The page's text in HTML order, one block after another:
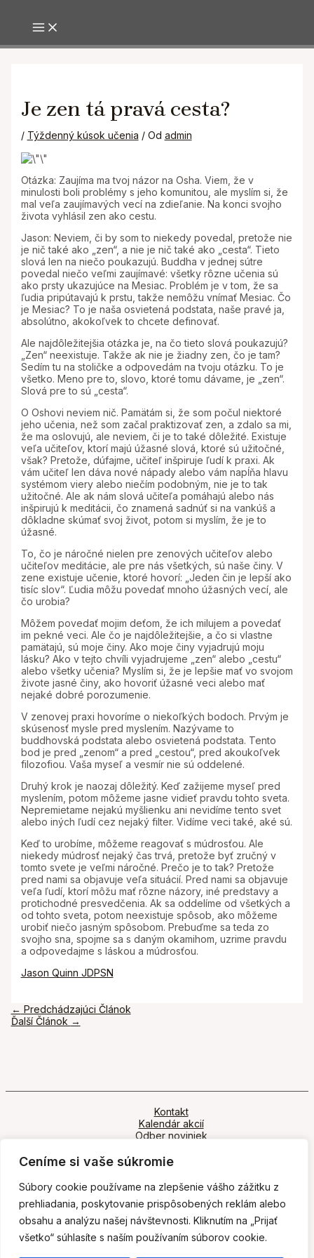
Ceníme si vaše súkromie
Súbory cookie používame na zlepšenie vášho zážitku z
prehliadania, poskytovanie prispôsobených reklám alebo
obsahu a analýzu našej návštevnosti. Kliknutím na „Prijať
všetko“ súhlasíte s naším používaním súborov cookie.
MAIN MENU
Je zen tá pravá cesta?
/ Týždenný kúsok učenia / Od admin
Otázka: Zaujíma ma tvoj názor na Osha. Viem, že v
minulosti boli problémy s jeho komunitou, ale myslím si, že
mal veľa zaujímavých vecí na zdieľanie. Na konci svojho
života vyhlásil zen ako cestu.
Jason: Neviem, či by som to niekedy povedal, pretože nie
je nič také ako „zen“, a nie je nič také ako „cesta“. Tieto
slová len na niečo poukazujú. Buddha v jednej sútre
povedal niečo veľmi zaujímavé: všetky rôzne učenia sú
ako prsty ukazujúce na Mesiac. Problém je v tom, že sa
ľudia pripútavajú k prstu, takže nemôžu vnímať Mesiac. Čo
je Mesiac? To je naša osvietená podstata, naše pravé ja,
absolútno, akokoľvek to chcete definovať.
Ale najdôležitejšia otázka je, na čo tieto slová poukazujú?
„Zen“ neexistuje. Takže ak nie je žiadny zen, čo je tam?
Sedím tu na stoličke a odpovedám na tvoju otázku. To je
všetko. Meno pre to, slovo, ktoré tomu dávame, je „zen“.
Slová pre to sú „cesta“.
O Oshovi neviem nič. Pamätám si, že som počul niektoré
jeho učenia, než som začal praktizovať zen, a zdalo sa mi,
že ma oslovujú, ale neviem, či je to také dôležité. Existuje
veľa učiteľov, ktorí majú úžasné slová, ktoré sú užitočné,
však? Pretože, dúfajme, učiteľ inšpiruje ľudí k praxi. Ak
vám učiteľ len dáva nové nápady alebo vám napĺňa hlavu
systémom viery alebo niečím podobným, nie je to tak
užitočné. Ale ak nám slová učiteľa pomáhajú alebo nás
inšpirujú k meditácii, čo znamená sadnúť si na vankúš a
dôkladne skúmať svoj život, potom si myslím, že je to
úžasné.
To, čo je náročné nielen pre zenových učiteľov alebo
učiteľov meditácie, ale pre nás všetkých, sú naše činy. V
zene existuje učenie, ktoré hovorí: „Jeden čin je lepší ako
tisíc slov“. Ľudia môžu povedať mnoho úžasných vecí, ale
čo urobia?
Môžem povedať mojim deťom, že ich milujem a povedať
im pekné veci. Ale čo je najdôležitejšie, a čo si vlastne
pamätajú, sú moje činy. Ako moje činy vyjadrujú moju
lásku? Ako v tejto chvíli vyjadrujeme „zen“ alebo „cestu“
alebo všetky učenia? Myslím si, že je lepšie mať vo svojom
živote jasné činy, ako hovoriť úžasné veci alebo mať
nejaké dobré porozumenie.
V zenovej praxi hovoríme o niekoľkých bodoch. Prvým je
skúsenosť mysle pred myslením. Nazývame to
buddhovská podstata alebo osvietená podstata. Tento
bod je pred „zenom“ a pred „cestou“, pred akoukoľvek
filozofiou. Vaša myseľ a vesmír nie sú oddelené.
Druhý krok je naozaj dôležitý. Keď zažijeme myseľ pred
myslením, potom môžeme jasne vidieť pravdu tohto sveta.
Nepremietame nejakú myšlienku ani nevidíme tento svet
alebo iných ľudí cez nejaký filter. Vidíme veci také, aké sú.
Keď to urobíme, môžeme reagovať s múdrosťou. Ale
niekedy múdrosť nejaký čas trvá, pretože byť zručný v
tomto svete je veľmi náročné. Prečo je to tak? Pretože
pred nami sa objavuje veľa situácií. Pred nami sa objavuje
veľa ľudí, ktorí môžu mať rôzne názory, iné predstavy a
protichodné presvedčenia. Ak sa oddelíme od všetkých a
od tohto sveta, potom neexistuje spôsob, ako môžeme
urobiť niečo jasným spôsobom. Prebuďme sa teda zo
svojho sna, spojme sa s daným okamihom, uzrime pravdu
a odpovedajme s láskou a múdrosťou.
Jason Quinn JDPSN
Navigácia
v
← Predchádzajúci Článok
Ďalší Článok →
Kontakt
Kalendár akcií
Odber noviniek